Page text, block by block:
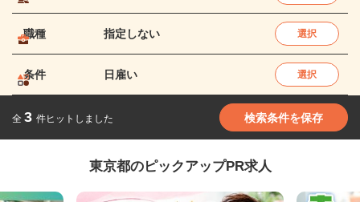
職種 指定しない 選択
条件 日雇い 選択
全 3 件ヒットしました 検索条件を保存
東京都のピックアップPR求人